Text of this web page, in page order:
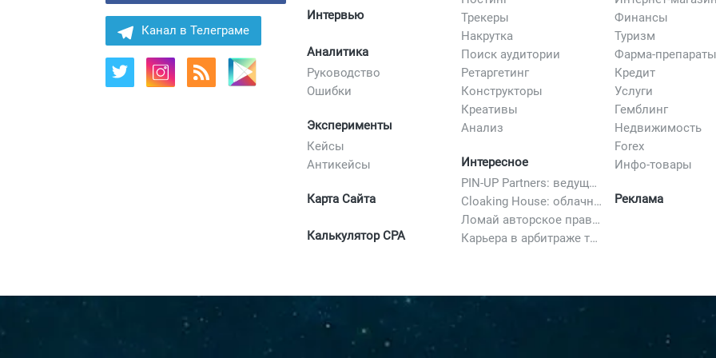
Канал в Телеграме
Интервью
Аналитика
Руководство
Ошибки
Эксперименты
Кейсы
Антикейсы
Карта Сайта
Калькулятор CPA
Трекеры
Накрутка
Поиск аудитории
Ретаргетинг
Конструкторы
Креативы
Анализ
Интересное
PIN-UP Partners: ведущая партнерская программа в iGaming
Cloaking House: облачный клоакинг для фильтрации ботов FB и Google Ads — гайд PHP-интеграции 2026
Ломай авторское право полностью. 10 способов легально добавить любимый трек в свой креатив
Карьера в арбитраже трафика в 2026: вакансии, зарплаты и как начать
Финансы
Туризм
Фарма-
Кредит
Услуги
Гемблинг
Недвижимость
Forex
Инфо-товары
Реклама